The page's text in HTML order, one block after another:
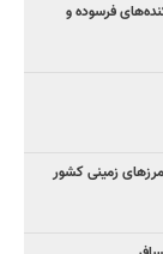
فرسوده و
زمینی کشور